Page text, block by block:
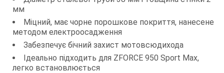
мм
Міцний, має чорне порошкове покриття, нанесене
методом електроосадження
Забезпечує бічний захист мотовсюдихода
Ідеально підходить для ZFORCE 950 Sport Max,
легко встановлюється